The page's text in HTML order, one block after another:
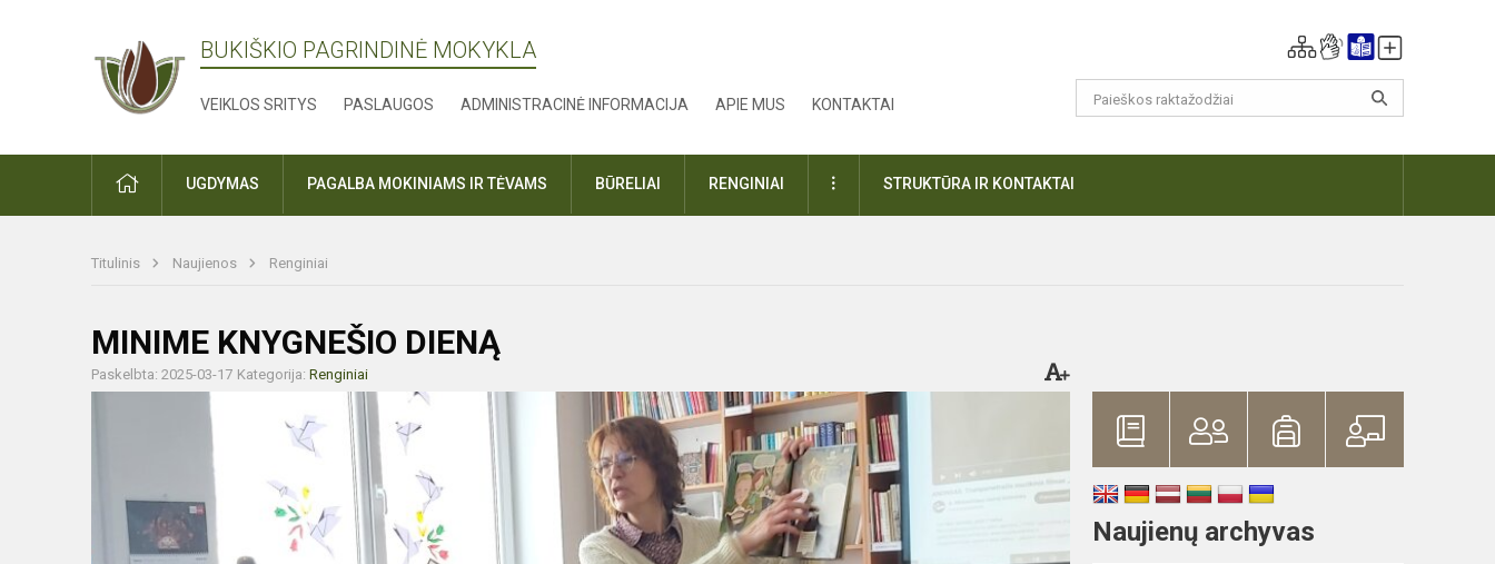
BUKIŠKIO PAGRINDINĖ MOKYKLA
VEIKLOS SRITYS PASLAUGOS ADMINISTRACINĖ INFORMACIJA APIE MUS KONTAKTAI
PRADŽIAUGDYMAS PAGALBA MOKINIAMS IR TĖVAMS BŪRELIAI RENGINIAI DAUGIAUSTRUKTŪRA IR KONTAKTAI
Titulinis Naujienos Renginiai
MINIME KNYGNEŠIO DIENĄ
Paskelbta: 2025-03-17 Kategorija: Renginiai
Naujienų archyvas